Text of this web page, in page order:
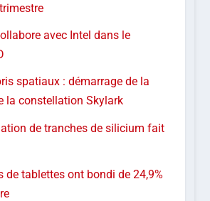
avec Intel dans le
spatiaux : démarrage de la
la constellation Skylark
de tranches de silicium fait
de tablettes ont bondi de 24,9%